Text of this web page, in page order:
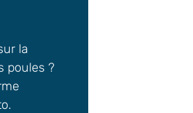
la
poules ?